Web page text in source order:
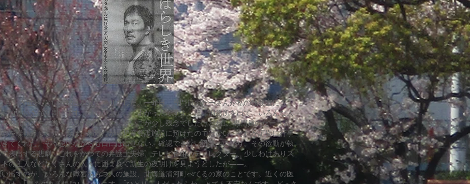
しき世界｣という映画を見て帰りました。一昨日、専門員のたーさんが私の執務室にき
？｣といきなり問います。「いいよ」。「よかったですよ。旭川刑務所を出て、いろんな人
波乱の人生を送る、男の物語です。さいごが少し残念でしたけどね｣、専門員のたーさん
を繰り返します。母は、邪魔だから児童養護施設に預けたのではない、それが証拠に行事
てくれた。そう思いながらも口には出せない、確認できない母親への怒り。その欲動が執
表出する悲劇。これをかつての弁護士夫婦、テレビ番組のディレクター、少しわけありス
の主人などたくさんの人々に囲まれて新生の夜明けを見ようとしたが――。
すのが、いろんな障害をもつ人の施設、北海道浦河町べてるの家のことです。近くの医